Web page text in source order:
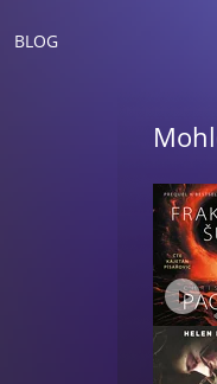
BLOG